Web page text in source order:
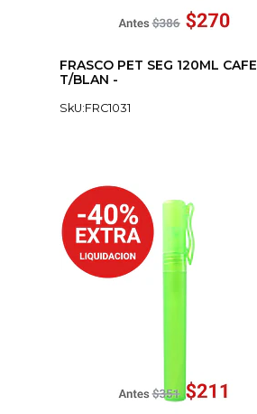
FRASCO PET SEG 120ML CAFE
T/BLAN -
SkU:FRC1031